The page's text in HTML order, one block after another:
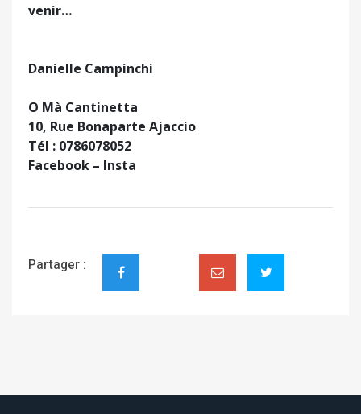
venir…
Danielle Campinchi
O Mà Cantinetta
10, Rue Bonaparte Ajaccio
Tél : 0786078052
Facebook – Insta
Partager :